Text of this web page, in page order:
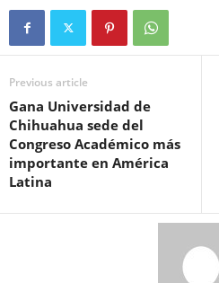
Previous article
Gana Universidad de
Chihuahua sede del
Congreso Académico más
importante en América
Latina